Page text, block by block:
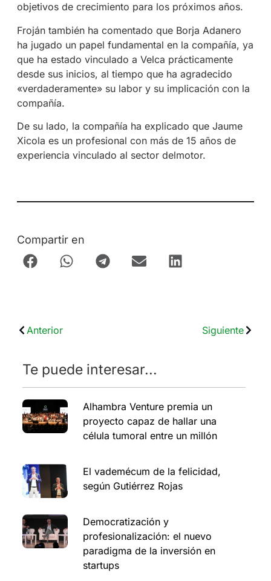
objetivos de crecimiento para los próximos años.
Froján también ha comentado que Borja Adanero
ha jugado un papel fundamental en la compañía, ya
que ha estado vinculado a Velca prácticamente
desde sus inicios, al tiempo que ha agradecido
«verdaderamente» su labor y su implicación con la
compañía.
De su lado, la compañía ha explicado que Jaume
Xicola es un profesional con más de 15 años de
experiencia vinculado al sector delmotor.
Compartir en
Anterior Siguiente
Te puede interesar...
Alhambra Venture premia un
proyecto capaz de hallar una
célula tumoral entre un millón
El vademécum de la felicidad,
según Gutiérrez Rojas
Democratización y
profesionalización: el nuevo
paradigma de la inversión en
startups